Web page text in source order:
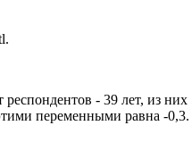
- 39 лет, из
переменными равна -